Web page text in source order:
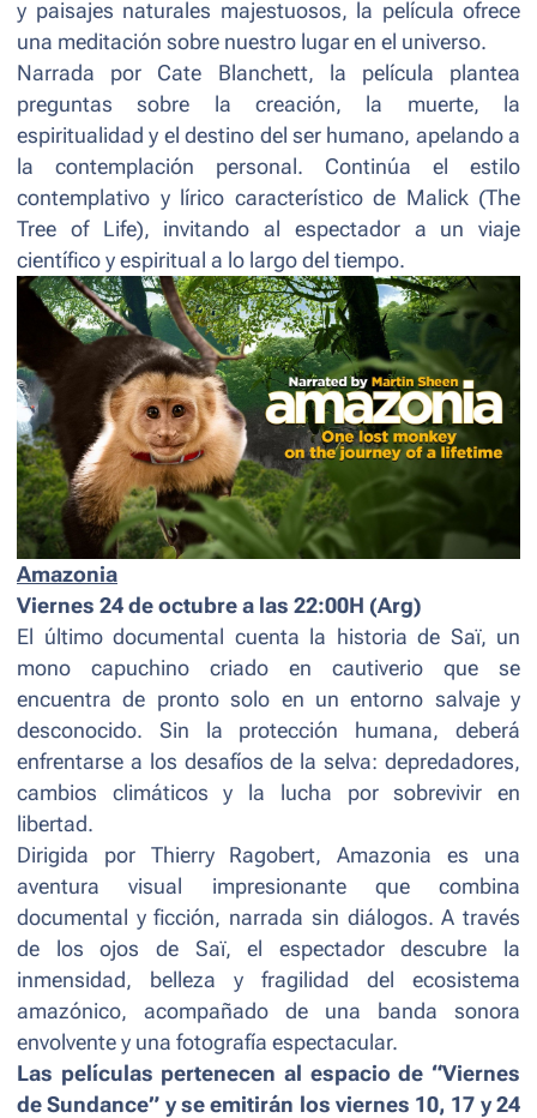
y paisajes naturales majestuosos, la película ofrece
una meditación sobre nuestro lugar en el universo.
Narrada por Cate Blanchett, la película plantea
preguntas sobre la creación, la muerte, la
espiritualidad y el destino del ser humano, apelando a
la contemplación personal. Continúa el estilo
contemplativo y lírico característico de Malick (The
Tree of Life), invitando al espectador a un viaje
científico y espiritual a lo largo del tiempo.
Amazonia
Viernes 24 de octubre a las 22:00H (Arg)
El último documental cuenta la historia de Saï, un
mono capuchino criado en cautiverio que se
encuentra de pronto solo en un entorno salvaje y
desconocido. Sin la protección humana, deberá
enfrentarse a los desafíos de la selva: depredadores,
cambios climáticos y la lucha por sobrevivir en
libertad.
Dirigida por Thierry Ragobert, Amazonia es una
aventura visual impresionante que combina
documental y ficción, narrada sin diálogos. A través
de los ojos de Saï, el espectador descubre la
inmensidad, belleza y fragilidad del ecosistema
amazónico, acompañado de una banda sonora
envolvente y una fotografía espectacular.
Las películas pertenecen al espacio de “Viernes
de Sundance” y se emitirán los viernes 10, 17 y 24